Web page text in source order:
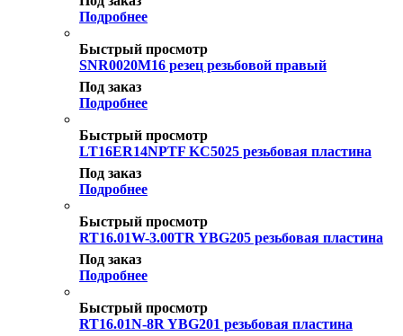
Подробнее
Быстрый просмотр
SNR0020M16 резец резьбовой правый
Под заказ
Подробнее
Быстрый просмотр
LT16ER14NPTF KC5025 резьбовая пластина
Под заказ
Подробнее
Быстрый просмотр
RT16.01W-3.00TR YBG205 резьбовая пластина
Под заказ
Подробнее
Быстрый просмотр
RT16.01N-8R YBG201 резьбовая пластина